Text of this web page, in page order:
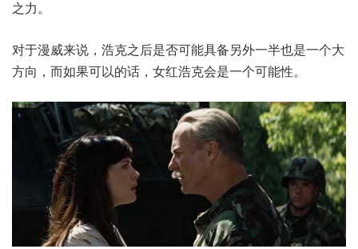
之力。
对于漫威来说，浩克之后是否可能具备另外一半也是一个大
方向，而如果可以的话，女红浩克会是一个可能性。